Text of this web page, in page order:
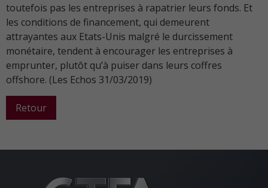
toutefois pas les entreprises à rapatrier leurs fonds. Et
les conditions de financement, qui demeurent
attrayantes aux Etats-Unis malgré le durcissement
monétaire, tendent à encourager les entreprises à
emprunter, plutôt qu’à puiser dans leurs coffres
offshore. (Les Echos 31/03/2019)
Retour